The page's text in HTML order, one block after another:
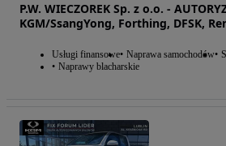
P.W. WIECZOREK Sp. z o.o. -
KGM/SsangYong, Forthing, DFSK,
Usługi finansowe Naprawa samochodów
Naprawy blacharskie